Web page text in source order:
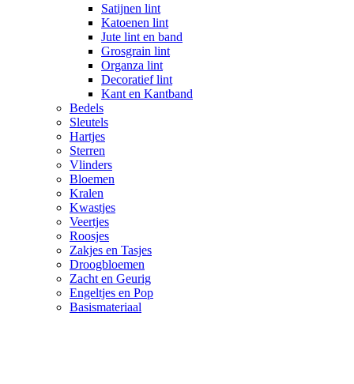
Satijnen lint
Katoenen lint
Jute lint en band
Grosgrain lint
Organza lint
Decoratief lint
Kant en Kantband
Bedels
Sleutels
Hartjes
Sterren
Vlinders
Bloemen
Kralen
Kwastjes
Veertjes
Roosjes
Zakjes en Tasjes
Droogbloemen
Zacht en Geurig
Engeltjes en Pop
Basismateriaal